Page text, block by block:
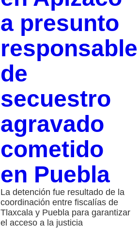
a presunto
responsable
de
secuestro
agravado
cometido
en Puebla
La detención fue resultado de la
coordinación entre fiscalías de
Tlaxcala y Puebla para garantizar
el acceso a la justicia